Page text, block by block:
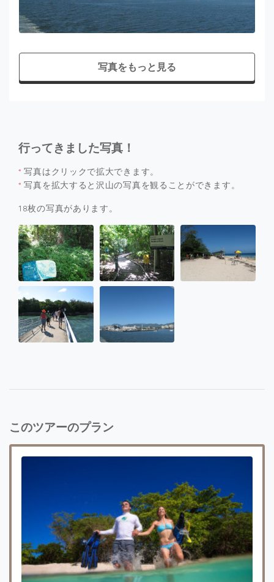
写真をもっと見る
行ってきました写真！
* 写真はクリックで拡大できます。
* 写真を拡大すると沢山の写真を観ることができます。
18枚の写真があります。
このツアーのプラン